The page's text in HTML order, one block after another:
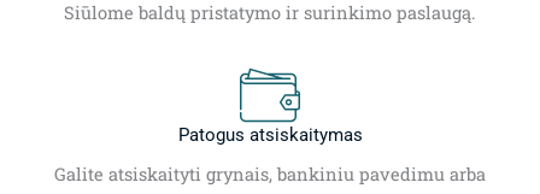
Siūlome baldų pristatymo ir surinkimo paslaugą.
Patogus atsiskaitymas
Galite atsiskaityti grynais, bankiniu pavedimu arba